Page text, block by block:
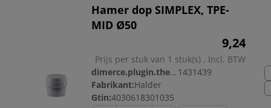
Hamer dop SIMPLEX, TPE-
MID Ø50
9,24
Prijs per stuk van 1 stuk(s) , Incl. BTW
dimerce.plugin.theme.productnr: 1431439
Fabrikant:Halder
Gtin:4030618301035